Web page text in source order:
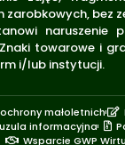
zarobkowych, bez
naruszenie
towarowe i
i/lub instytucji.
małoletnich
informacyjna
Wsparcie GWP